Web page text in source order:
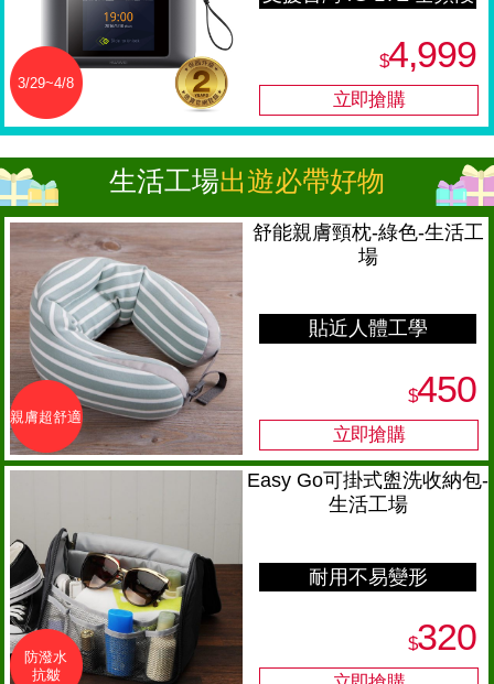
3/29~4/8
$4,999
生活工場出遊必帶好物
親膚超舒適
貼近人體工學
舒能親膚頸枕-綠色-生活工
場
$450
防潑水
抗皺
耐用不易變形
Easy Go可掛式盥洗收納包-
生活工場
$320